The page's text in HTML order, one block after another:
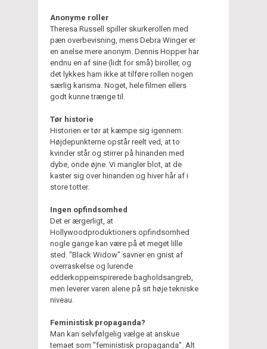
Anonyme roller
Theresa Russell spiller skurkerollen med
pæn overbevisning, mens Debra Winger er
en anelse mere anonym. Dennis Hopper har
endnu en af sine (lidt for små) biroller, og
det lykkes ham ikke at tilføre rollen nogen
særlig karisma. Noget, hele filmen ellers
godt kunne trænge til.
Tør historie
Historien er tør at kæmpe sig igennem:
Højdepunkterne opstår reelt ved, at to
kvinder står og stirrer på hinanden med
dybe, onde øjne. Vi mangler blot, at de
kaster sig over hinanden og hiver hår af i
store totter.
Ingen opfindsomhed
Det er ærgerligt, at
Hollywoodproduktioners opfindsomhed
nogle gange kan være på et meget lille
sted. "Black Widow" savner en gnist af
overraskelse og lurende
edderkoppeinspirerede bagholdsangreb,
men leverer varen alene på sit høje tekniske
niveau.
Feministisk propaganda?
Man kan selvfølgelig vælge at anskue
temaet som "feministisk propaganda". Alt